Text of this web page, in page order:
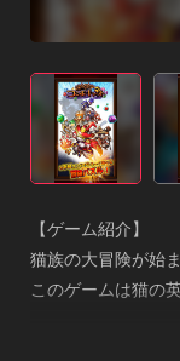
【ゲーム紹介】
猫族の大冒険が始ま
このゲームは猫の
「コンボキャット